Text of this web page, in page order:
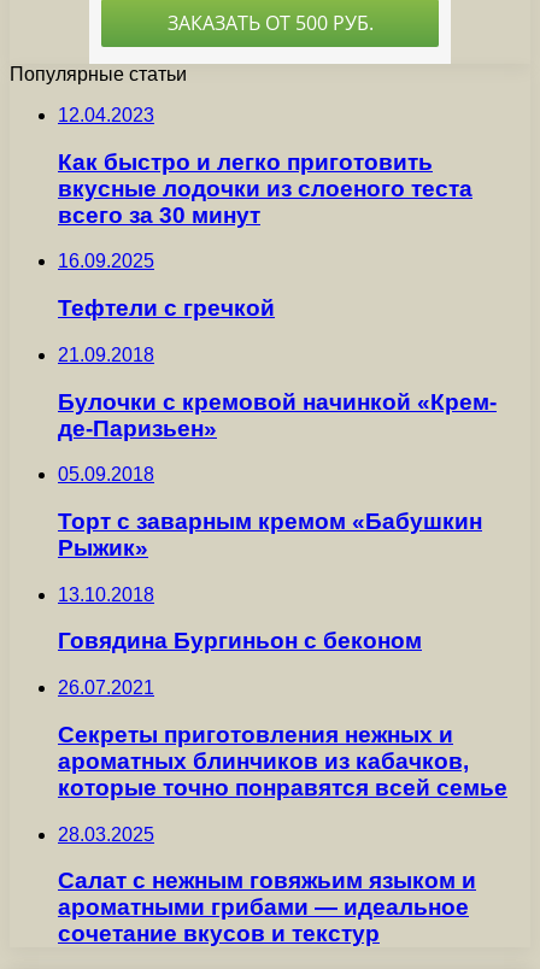
Популярные статьи
12.04.2023
Как быстро и легко приготовить
вкусные лодочки из слоеного теста
всего за 30 минут
16.09.2025
Тефтели с гречкой
21.09.2018
Булочки с кремовой начинкой «Крем-
де-Паризьен»
05.09.2018
Торт с заварным кремом «Бабушкин
Рыжик»
13.10.2018
Говядина Бургиньон с беконом
26.07.2021
Секреты приготовления нежных и
ароматных блинчиков из кабачков,
которые точно понравятся всей семье
28.03.2025
Салат с нежным говяжьим языком и
ароматными грибами — идеальное
сочетание вкусов и текстур